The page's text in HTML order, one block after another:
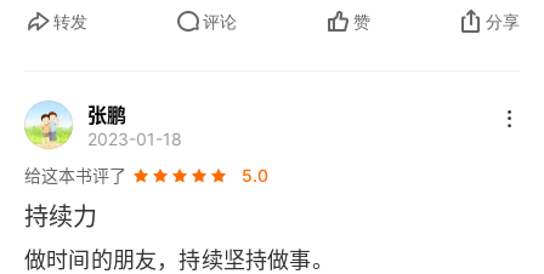
动 1000 天，我们才能看得见一点改变，成长是一
本书，再加入几个社群就是成长了。成长要为自己
转发 评论 赞 分享
张鹏
2023-01-18
给这本书评了
5.0
持续力
做时间的朋友，持续坚持做事。